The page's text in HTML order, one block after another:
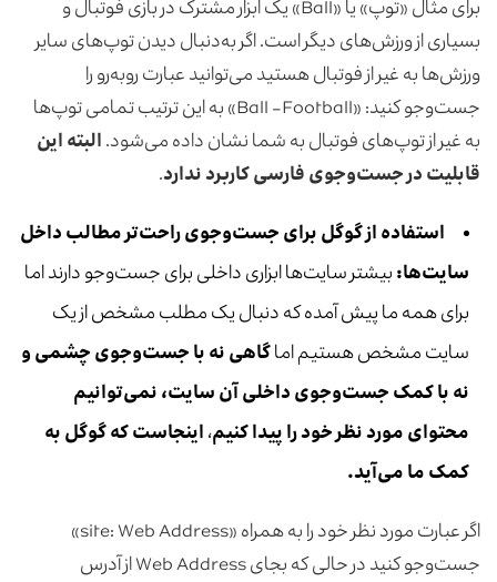
برای مثال «توپ» یا «Ball» یک ابزار مشترک در بازی فوتبال و
بسیاری از ورزش‌های دیگر است. اگر به‌دنبال دیدن توپ‌های سایر
ورزش‌ها به غیر از فوتبال هستید می‌توانید عبارت روبه‌رو را
جست‌وجو کنید: «Ball -Football» به این ترتیب تمامی توپ‌ها
به غیر از توپ‌های فوتبال به شما نشان داده می‌شود.البته این
قابلیت در جست‌وجوی فارسی کاربرد ندارد.
استفاده از گوگل برای جست‌وجوی راحت‌ترمطالب داخل
سایت‌ها:بیشتر سایت‌ها ابزاری داخلی برای جست‌وجو دارند اما
برای همه ما پیش آمده که دنبال یک مطلب مشخص از یک
سایت مشخص هستیم اماگاهی نه با جست‌وجوی چشمی و
نه با کمک جست‌وجوی داخلی آن سایت، نمی‌توانیم
محتوای مورد نظر خود را پیدا کنیم،اینجاست که گوگل به
کمک ما می‌آید.
اگر عبارت مورد نظر خود را به همراه «site: Web Address»
جست‌وجو کنید در حالی که بجای Web Address از آدرس